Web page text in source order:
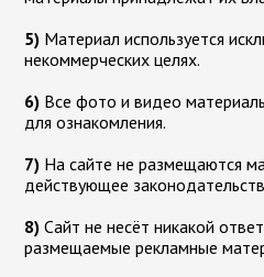
5) Материал используется
некоммерческих целях.
6) Все фото и видео
для ознакомления.
7) На сайте не размещаются
действующее
8) Сайт не несёт никакой
размещаемые рекламные